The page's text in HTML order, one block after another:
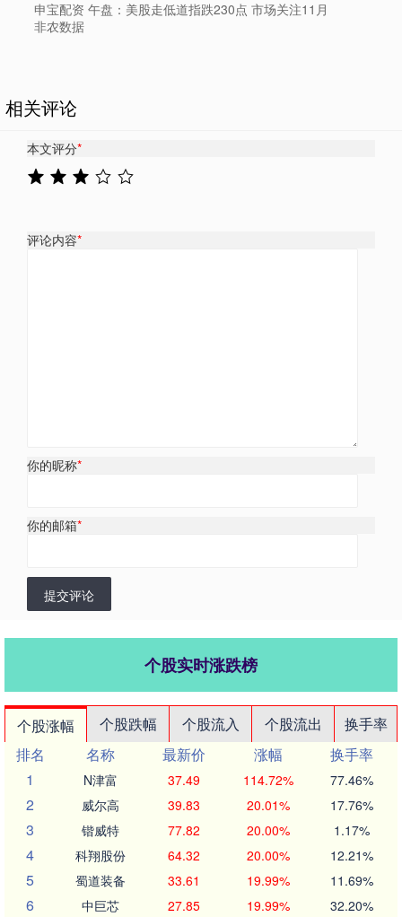
申宝配资 午盘：美股走低道指跌230点 市场关注11月
非农数据
相关评论
本文评分*
评论内容*
你的昵称*
你的邮箱*
提交评论
个股实时涨跌榜
个股涨幅 个股跌幅 个股流入 个股流出
换手率
排名
名称 最新价 涨幅
换手率
1
N津富 37.49 114.72% 77.46%
2 威尔高 39.83 20.01% 17.76%
3 锴威特 77.82 20.00% 1.17%
4 科翔股份 64.32 20.00% 12.21%
5 蜀道装备 33.61 19.99% 11.69%
6 中巨芯 27.85 19.99% 32.20%